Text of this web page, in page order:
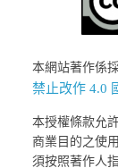
本網站著作係
禁止改作 4.0
本授權條款允
商業目的之使
須按照著作人